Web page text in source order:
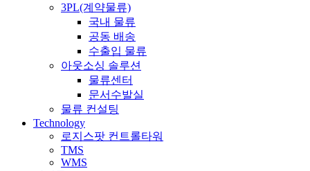
3PL(계약물류)
국내 물류
공동 배송
수출입 물류
아웃소싱 솔루션
물류센터
문서수발실
물류 컨설팅
Technology
로지스팟 컨트롤타워
TMS
WMS